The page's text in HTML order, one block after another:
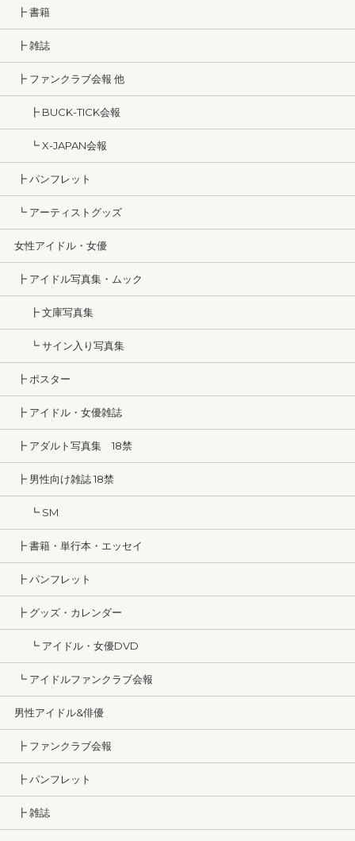
┣ 書籍
┣ 雑誌
┣ ファンクラブ会報 他
┣ BUCK-TICK会報
┗ X-JAPAN会報
┣ パンフレット
┗ アーティストグッズ
女性アイドル・女優
┣ アイドル写真集・ムック
┣ 文庫写真集
┗ サイン入り写真集
┣ ポスター
┣ アイドル・女優雑誌
┣ アダルト写真集 18禁
┣ 男性向け雑誌 18禁
┗ SM
┣ 書籍・単行本・エッセイ
┣ パンフレット
┣ グッズ・カレンダー
┗ アイドル・女優DVD
┗ アイドルファンクラブ会報
男性アイドル&俳優
┣ ファンクラブ会報
┣ パンフレット
┣ 雑誌